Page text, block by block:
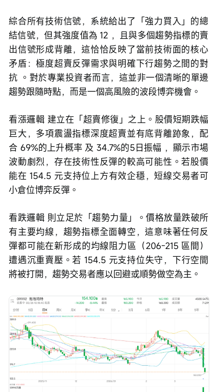
綜合所有技術信號，系統給出了「強力買入」的總
結信號，但其強度值為 12 ，且與多個趨勢指標的賣
出信號形成背離，這恰恰反映了當前技術面的核心
矛盾：極度超賣反彈需求與明確下行趨勢之間的對
抗 。對於專業投資者而言，這並非一個清晰的單邊
趨勢跟隨時點，而是一個高風險的波段博弈機會。
看漲邏輯 建立在「超賣修復」之上。股價短期跌幅
巨大，多項震盪指標深度超賣並有底背離跡象，配
合 69%的上升概率 及 34.7%的5日振幅 ，顯示市場
波動劇烈，存在技術性反彈的較高可能性。若股價
能在 154.5 元支持位上方有效企穩，短線交易者可
小倉位博弈反彈。
看跌邏輯 則立足於「趨勢力量」。價格放量跌破所
有主要均線，趨勢指標全面轉空，這意味著任何反
彈都可能在新形成的均線阻力區（206-215 區間）
遭遇沉重賣壓。若 154.5 元支持位失守，下行空間
將被打開，趨勢交易者應以回避或順勢做空為主。